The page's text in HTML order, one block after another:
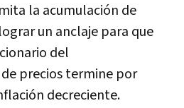
la acumulación de
un anclaje para que
del
precios termine por
decreciente.